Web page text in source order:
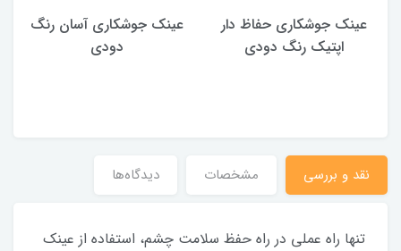
عینک جوشکاری حفاظ دار
اپتیک رنگ دودی
عینک جوشکاری آسان رنگ
دودی
نقد و بررسی مشخصات دیدگاه‌ها
تنها راه عملی در راه حفظ سلامت چشم، استفاده از عینک